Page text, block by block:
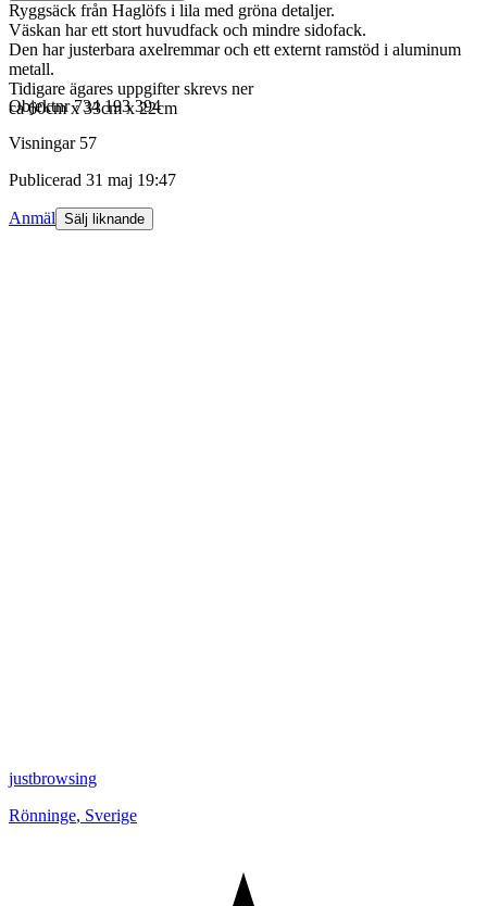
Ryggsäck från Haglöfs i lila med gröna detaljer.
Väskan har ett stort huvudfack och mindre sidofack.
Den har justerbara axelremmar och ett externt ramstöd i aluminum
metall.
Tidigare ägares uppgifter skrevs ner
ca 60cm x 33cm x 22cm
Objektnr 734 193 394
Visningar 57
Publicerad 31 maj 19:47
Anmäl Sälj liknande
justbrowsing
Rönninge, Sverige